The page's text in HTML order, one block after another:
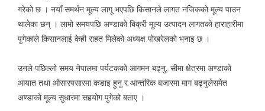
गरेको छ । नयाँ समर्थन मूल्य लागू भएपछि किसानले लागत नजिकको मूल्य पाउन
थालेका छन् । लामो समयपछि अण्डाको बिक्री मूल्य उत्पादन लागतको हाराहारीमा
पुगेकाले किसानलाई केही राहत मिलेको अध्यक्ष पोखरेलको भनाइ छ ।
उनले पछिल्लो समय नेपालमा पर्यटकको आगमन बढ्नु, सीमा क्षेत्रमा अण्डाको
आयात तथा ओसारपसारमा कडाइ हुनु र आन्तरिक बजारमा माग बढ्नुलेसमेत
अण्डाको मूल्य सुधारमा सहयोग पुगेको बताए ।